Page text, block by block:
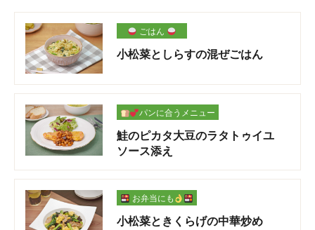
ごはん
小松菜としらすの混ぜごはん
パンに合うメニュー
鮭のピカタ大豆のラタトゥイユ
ソース添え
お弁当にも
小松菜ときくらげの中華炒め